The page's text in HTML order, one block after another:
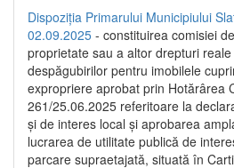
Dispoziția Primarului Municipiului
02.09.2025 - constituirea comisiei
proprietate sau a altor drepturi
despăgubirilor pentru imobilele
expropriere aprobat prin Hotărârea
261/25.06.2025 referitoare la
și de interes local și aprobarea
lucrarea de utilitate publică de
parcare supraetajată, situată în